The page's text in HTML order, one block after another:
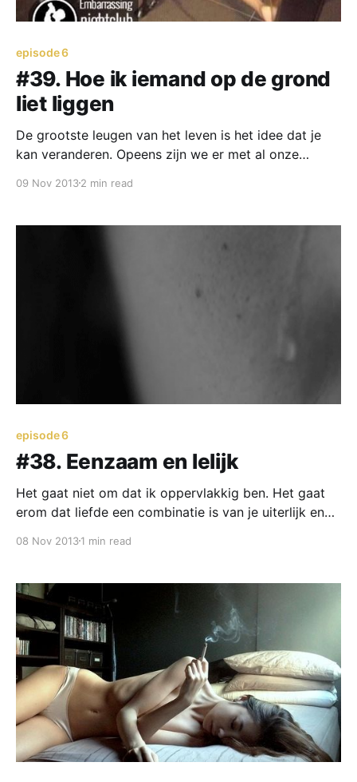
episode 6
#39. Hoe ik iemand op de grond
liet liggen
De grootste leugen van het leven is het idee dat je
kan veranderen. Opeens zijn we er met al onze
opgevoed en dan zonder reden uit het huis
denken te zijn. We veranderen niet.
09 Nov 20132 min read
episode 6
#38. Eenzaam en lelijk
Het gaat niet om dat ik oppervlakkig ben. Het gaat
erom dat liefde een combinatie is van je uiterlijk en
zonder te moeten kotsen. Oké?
08 Nov 20131 min read